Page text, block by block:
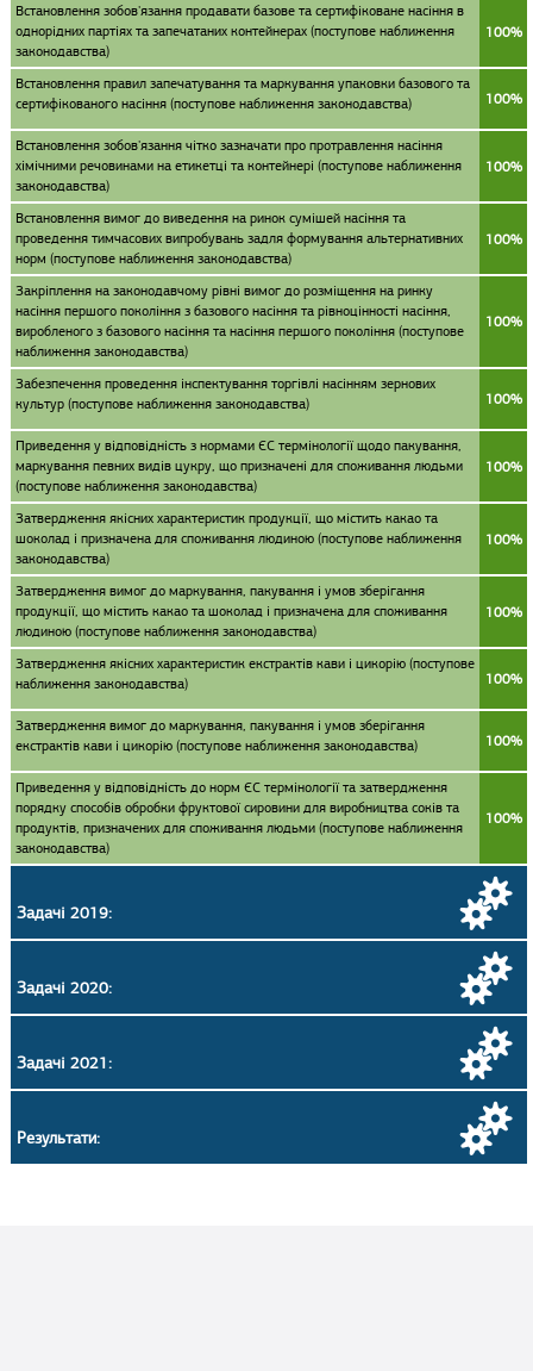
Встановлення зобов'язання продавати базове та сертифіковане насіння в
однорідних партіях та запечатаних контейнерах (поступове наближення
законодавства)
100%
Встановлення правил запечатування та маркування упаковки базового та
сертифікованого насіння (поступове наближення законодавства)
100%
Встановлення зобов'язання чітко зазначати про протравлення насіння
хімічними речовинами на етикетці та контейнері (поступове наближення
законодавства)
100%
Встановлення вимог до виведення на ринок сумішей насіння та
проведення тимчасових випробувань задля формування альтернативних
норм (поступове наближення законодавства)
100%
Закріплення на законодавчому рівні вимог до розміщення на ринку
насіння першого покоління з базового насіння та рівноцінності насіння,
виробленого з базового насіння та насіння першого покоління (поступове
наближення законодавства)
100%
Забезпечення проведення інспектування торгівлі насінням зернових
культур (поступове наближення законодавства)
100%
Приведення у відповідність з нормами ЄС термінології щодо пакування,
маркування певних видів цукру, що призначені для споживання людьми
(поступове наближення законодавства)
100%
Затвердження якісних характеристик продукції, що містить какао та
шоколад і призначена для споживання людиною (поступове наближення
законодавства)
100%
Затвердження вимог до маркування, пакування і умов зберігання
продукції, що містить какао та шоколад і призначена для споживання
людиною (поступове наближення законодавства)
100%
Затвердження якісних характеристик екстрактів кави і цикорію (поступове
наближення законодавства)
100%
Затвердження вимог до маркування, пакування і умов зберігання
екстрактів кави і цикорію (поступове наближення законодавства)
100%
Приведення у відповідність до норм ЄС термінології та затвердження
порядку способів обробки фруктової сировини для виробництва соків та
продуктів, призначених для споживання людьми (поступове наближення
законодавства)
100%
Задачі 2019:
Задачі 2020:
Задачі 2021:
Результати: